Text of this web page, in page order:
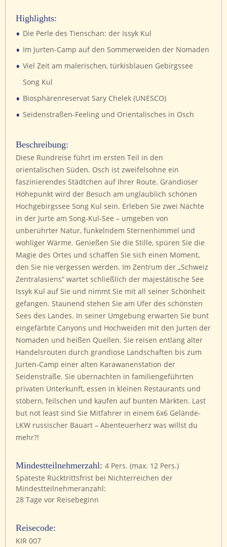
Highlights:
• Die Perle des Tienschan: der Issyk Kul
• Im Jurten-Camp auf den Sommerweiden der Nomaden
• Viel Zeit am malerischen, türkisblauen Gebirgssee
Song Kul
• Biosphärenreservat Sary Chelek (UNESCO)
• Seidenstraßen-Feeling und Orientalisches in Osch
Beschreibung:
Diese Rundreise führt im ersten Teil in den
orientalischen Süden. Osch ist zweifelsohne ein
faszinierendes Städtchen auf Ihrer Route. Grandioser
Höhepunkt wird der Besuch am unglaublich schönen
Hochgebirgssee Song Kul sein. Erleben Sie zwei Nächte
in der Jurte am Song-Kul-See – umgeben von
unberührter Natur, funkelndem Sternenhimmel und
wohliger Wärme. Genießen Sie die Stille, spüren Sie die
Magie des Ortes und schaffen Sie sich einen Moment,
den Sie nie vergessen werden. Im Zentrum der „Schweiz
Zentralasiens“ wartet schließlich der majestätische See
Issyk Kul auf Sie und nimmt Sie mit all seiner Schönheit
gefangen. Staunend stehen Sie am Ufer des schönsten
Sees des Landes. In seiner Umgebung erwarten Sie bunt
eingefärbte Canyons und Hochweiden mit den Jurten der
Nomaden und heißen Quellen. Sie reisen entlang alter
Handelsrouten durch grandiose Landschaften bis zum
Jurten-Camp einer alten Karawanenstation der
Seidenstraße. Sie übernachten in familiengeführten
privaten Unterkunft, essen in kleinen Restaurants und
stöbern, feilschen und kaufen auf bunten Märkten. Last
but not least sind Sie Mitfahrer in einem 6x6 Gelände-
LKW russischer Bauart – Abenteuerherz was willst du
mehr?!
Mindestteilnehmerzahl: 4 Pers. (max. 12 Pers.)
Späteste Rücktrittsfrist bei Nichterreichen der
Mindestteilnehmeranzahl:
28 Tage vor Reisebeginn
Reisecode:
KIR 007